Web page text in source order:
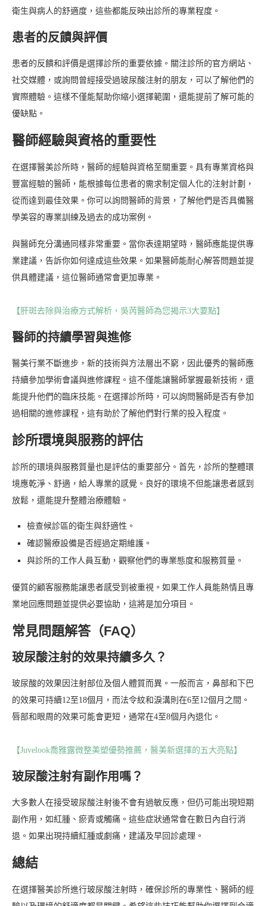
衛生與病人的舒適度，這些都能反映出診所的專業程度。
患者的反饋與評價
患者的反饋和評價是選擇診所的重要依據。關注診所的官方網站、
社交媒體，或詢問曾經接受過玻尿酸注射的朋友，可以了解他們的
實際體驗。這樣不僅能幫助你縮小選擇範圍，還能提前了解可能的
優缺點。
醫師經驗與資格的重要性
在選擇醫美診所時，醫師的經驗與資格至關重要。具有專業資格與
豐富經驗的醫師，能根據每位患者的需求制定個人化的注射計劃，
從而達到最佳效果。你可以詢問醫師的背景，了解他們是否具備醫
學美容的專業訓練及過去的成功案例。
與醫師充分溝通同樣非常重要。當你表達期望時，醫師應能提供專
業建議，告訴你如何達成這些效果。如果醫師能耐心解答問題並提
供具體建議，這位醫師通常會更加專業。
【肝斑去除與治療方式解析，吳芮醫師為您揭示3大要點】
醫師的持續學習與進修
醫美行業不斷進步，新的技術與方法層出不窮，因此優秀的醫師應
持續參加學術會議與進修課程。這不僅能讓醫師掌握最新技術，還
能提升他們的臨床技能。在選擇診所時，可以詢問醫師是否有參加
過相關的進修課程，這有助於了解他們對行業的投入程度。
診所環境與服務的評估
診所的環境與服務質量也是評估的重要部分。首先，診所的整體環
境應乾淨、舒適，給人專業的感覺。良好的環境不但能讓患者感到
放鬆，還能提升整體治療體驗。
檢查候診區的衛生與舒適性。
確認醫療設備是否經過定期維護。
與診所的工作人員互動，觀察他們的專業態度和服務質量。
優質的顧客服務能讓患者感受到被重視。如果工作人員能熱情且專
業地回應問題並提供必要協助，這將是加分項目。
常見問題解答（FAQ）
玻尿酸注射的效果持續多久？
玻尿酸的效果因注射部位及個人體質而異。一般而言，鼻部和下巴
的效果可持續12至18個月，而法令紋和淚溝則在6至12個月之間。
唇部和眼周的效果可能會更短，通常在4至8個月內退化。
【Juvelook喬雅露微整美塑優勢推薦，醫美新選擇的五大亮點】
玻尿酸注射有副作用嗎？
大多數人在接受玻尿酸注射後不會有過敏反應，但仍可能出現短期
副作用，如紅腫、瘀青或觸痛。這些症狀通常會在數日內自行消
退。如果出現持續紅腫或劇痛，建議及早回診處理。
總結
在選擇醫美診所進行玻尿酸注射時，確保診所的專業性、醫師的經